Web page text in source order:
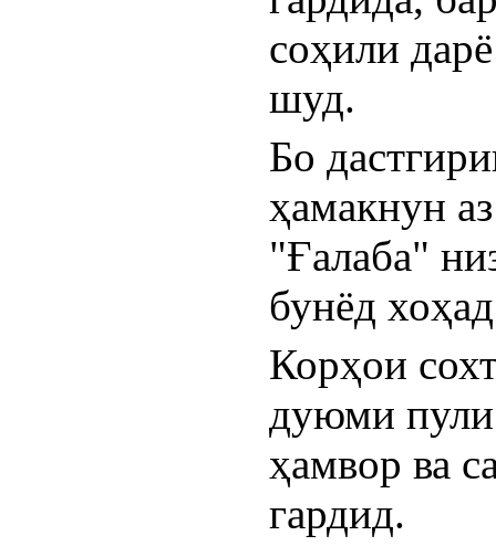
соҳили
шуд.
Бо
ҳамакнун
"Ғалаба"
бунёд
Корҳои
дуюми пули
ҳамвор ва
гардид.